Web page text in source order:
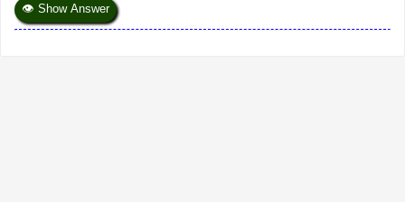
👁 Show Answer